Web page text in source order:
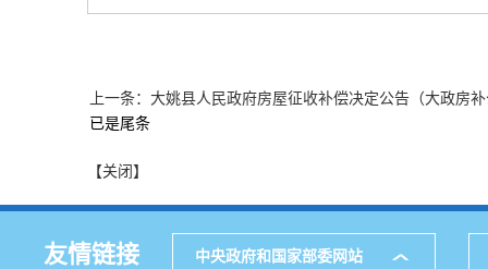
上一条：大姚县人民政府房屋征收补偿决定公告（大政房
已是尾条
【关闭】
友情链接 中央政府和国家部委网站